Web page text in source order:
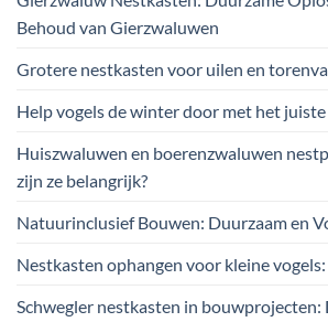
Behoud van Gierzwaluwen
Grotere nestkasten voor uilen en
Help vogels de winter door met het
Huiszwaluwen en boerenzwaluwen
zijn ze belangrijk?
Natuurinclusief Bouwen: Duurzaam en
Nestkasten ophangen voor kleine
Schwegler nestkasten in bouwprojecten: